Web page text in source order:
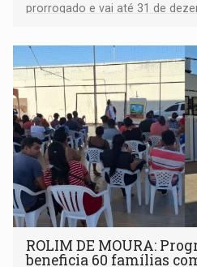
prorrogado e vai até 31 de
ROLIM DE MOURA:
beneficia 60 famílias